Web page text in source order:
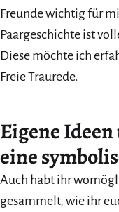
Freunde wichtig für
Paargeschichte ist
Diese möchte ich
Freie Traurede.
Eigene
eine
Auch habt ihr
gesammelt, wie ihr